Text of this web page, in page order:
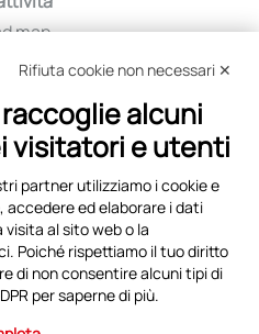
map
i distretti
e News
eventi
Rifiuta cookie non necessari ✕
alcuni
visitatori e utenti
partner utilizziamo i cookie e
accedere ed elaborare i dati
visita al sito web o la
Poiché rispettiamo il tuo diritto
di non consentire alcuni tipi di
per saperne di più.